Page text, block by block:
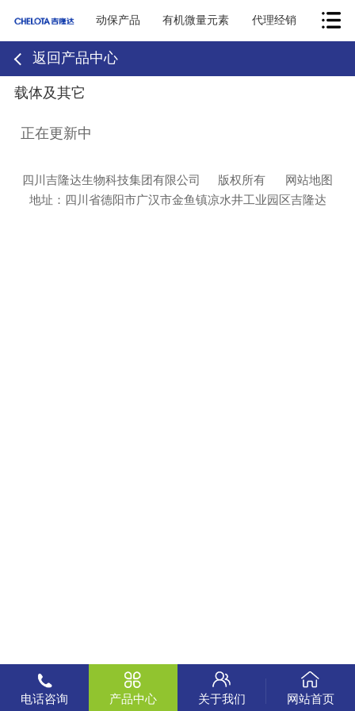
动保产品 有机微量元素 代理经销
返回产品中心
载体及其它
正在更新中
四川吉隆达生物科技集团有限公司 版权所有
网站地图
地址：四川省德阳市广汉市金鱼镇凉水井工业园区吉隆达
电话咨询 产品中心 关于我们 网站首页